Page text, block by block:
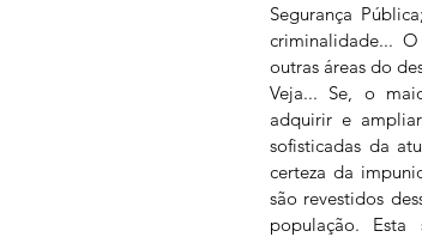
Segurança
criminalidade...
outras áreas do
Veja... Se, o
adquirir e
sofisticadas da
certeza da
são revestidos
população.